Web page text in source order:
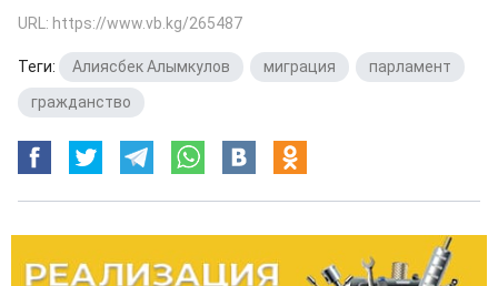
URL: https://www.vb.kg/265487
Теги: Алиясбек Алымкулов миграция парламент
гражданство